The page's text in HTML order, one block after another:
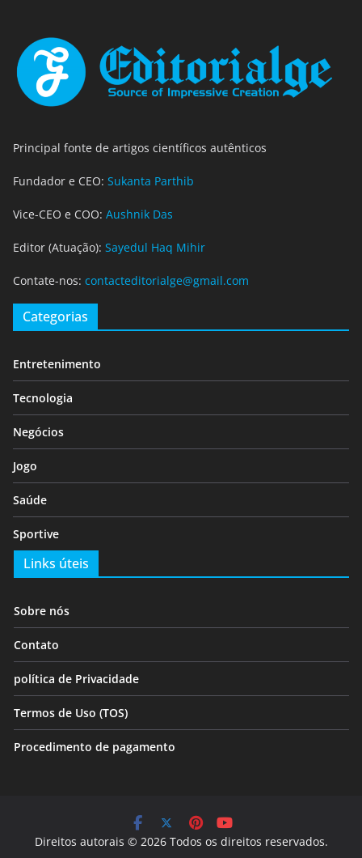
Principal fonte de artigos científicos autênticos
Fundador e CEO: Sukanta Parthib
Vice-CEO e COO: Aushnik Das
Editor (Atuação): Sayedul Haq Mihir
Contate-nos: contacteditorialge@gmail.com
Categorias
Entretenimento
Tecnologia
Negócios
Jogo
Saúde
Sportive
Links úteis
Sobre nós
Contato
política de Privacidade
Termos de Uso (TOS)
Procedimento de pagamento
Direitos autorais © 2026 Todos os direitos reservados.